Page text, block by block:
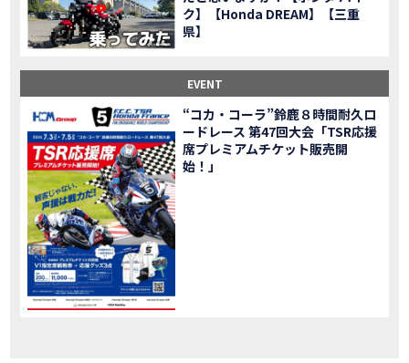
NEW BIKE 「X-ADV」大型クロスオーバーモデル X-ADV をフルモデルチェンジし発売！
NEW BIKE 「CB1000R」のヘッドライト等の外観デザインやカラーリングの変更など熟成を図り発売！
NEW BIKE 「NC750X」大型スポーツモデル NC750X をフルモデルチェンジし発売！
NEW BIKE 「CB1300 SUPER FOUR」「CB1300 SUPER BOL D’OR」ならびに「CB1300 SUPER FOUR SP」「CB1300 SUPER BOL D’OR SP」に先進の電子制御デバイスを採用し発売！
NEW BIKE 大型クルーザーモデル「Rebel 1100」を新発売!!
NEW BIKE よりスポーティーなイメージを強化『CBR650R』を発表!
NEW BIKE Neo Sports Caféシリーズのミドルクラスモデル『CB650R』を発表！
NEW BIKE フルモデルチェンジした 新型「PCX」「PCX160」「PCX e:HEV」を発表!
NEWS 国内販売を予定するグローバルモデルがHondaバイクWebサイトで公開されました！
NEW BIKE 「CRF250L」「CRF250 RALLY」をフルモデルチェンジし発表！
ク】【Honda DREAM】【三重
県】
EVENT
“コカ・コーラ”鈴鹿８時間耐久ロ
ードレース 第47回大会「TSR応援
席プレミアムチケット販売開
始！」